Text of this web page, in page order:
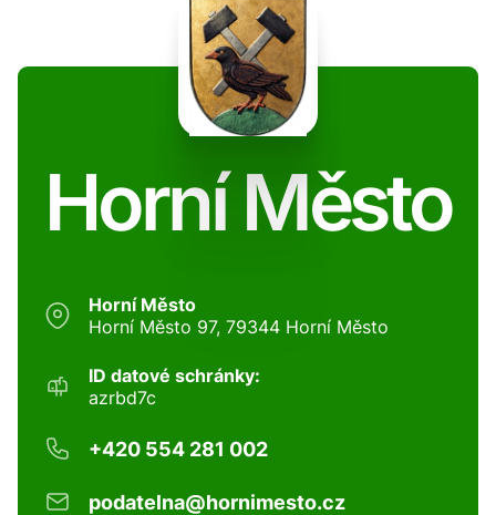
Horní Město
Horní Město
Horní Město 97, 79344 Horní Město
ID datové schránky:
azrbd7c
+420 554 281 002
podatelna@hornimesto.cz